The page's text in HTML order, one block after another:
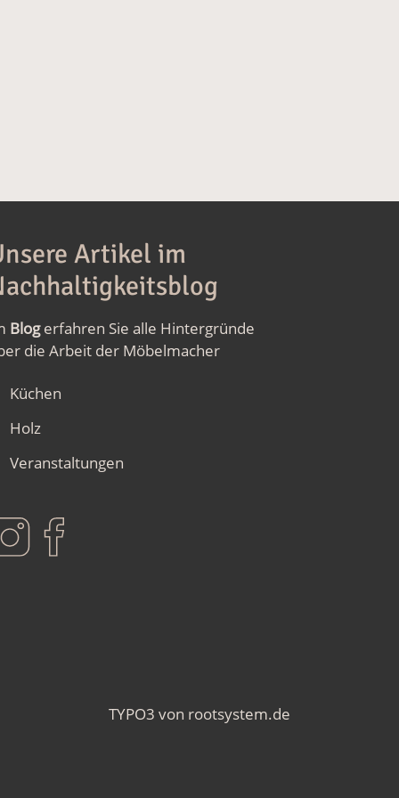
Artikel im
Blogerfahren Sie alle Hintergründe
die Arbeit der Möbelmacher
Küchen
Holz
Veranstaltungen
TYPO3 von rootsystem.de